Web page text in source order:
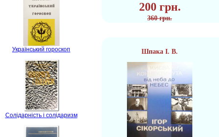
Український гороскоп
Солідарність і солідаризм
200 грн.
360 грн.
Шпака І. В.